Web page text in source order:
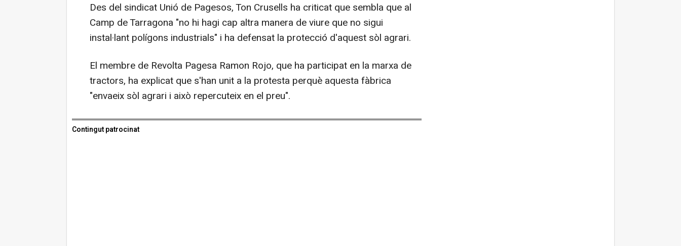
Des del sindicat Unió de Pagesos, Ton Crusells ha criticat que sembla que al
Camp de Tarragona "no hi hagi cap altra manera de viure que no sigui
instal·lant polígons industrials" i ha defensat la protecció d'aquest sòl agrari.
El membre de Revolta Pagesa Ramon Rojo, que ha participat en la marxa de
tractors, ha explicat que s'han unit a la protesta perquè aquesta fàbrica
"envaeix sòl agrari i això repercuteix en el preu".
Contingut patrocinat